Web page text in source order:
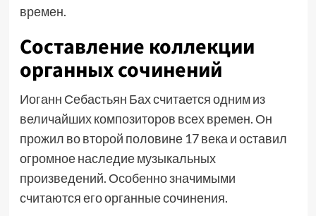
времен.
Составление коллекции
органных сочинений
Иоганн Себастьян Бах считается одним из
величайших композиторов всех времен. Он
прожил во второй половине 17 века и оставил
огромное наследие музыкальных
произведений. Особенно значимыми
считаются его органные сочинения.